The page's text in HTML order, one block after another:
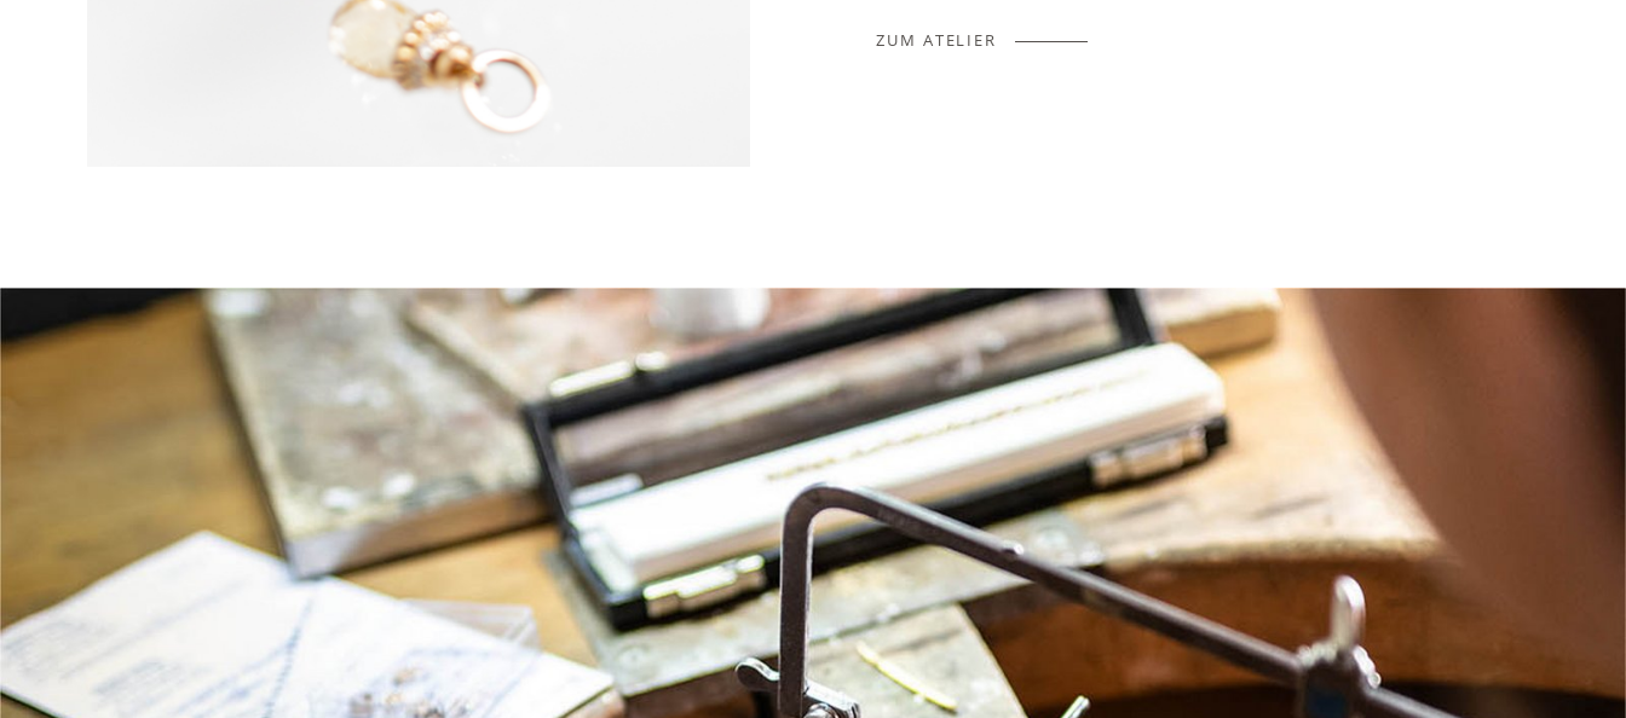
ZUM ATELIER